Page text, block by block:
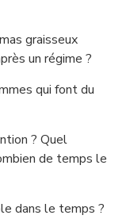
graisseux
un régime ?
qui font du
? Quel
de temps le
dans le temps ?